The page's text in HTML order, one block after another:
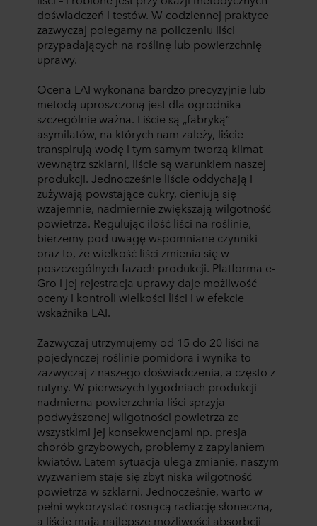
doświadczeń i testów. W codziennej praktyce
zazwyczaj polegamy na policzeniu liści
przypadających na roślinę lub powierzchnię
uprawy.
Ocena LAI wykonana bardzo precyzyjnie lub
metodą uproszczoną jest dla ogrodnika
szczególnie ważna. Liście są „fabryką”
asymilatów, na których nam zależy, liście
transpirują wodę i tym samym tworzą klimat
wewnątrz szklarni, liście są warunkiem naszej
produkcji. Jednocześnie liście oddychają i
zużywają powstające cukry, cieniują się
wzajemnie, nadmiernie zwiększają wilgotność
powietrza. Regulując ilość liści na roślinie,
bierzemy pod uwagę wspomniane czynniki
oraz to, że wielkość liści zmienia się w
poszczególnych fazach produkcji. Platforma e-
Gro i jej rejestracja uprawy daje możliwość
oceny i kontroli wielkości liści i w efekcie
wskaźnika LAI.
Zazwyczaj utrzymujemy od 15 do 20 liści na
pojedynczej roślinie pomidora i wynika to
zazwyczaj z naszego doświadczenia, a często z
rutyny. W pierwszych tygodniach produkcji
nadmierna powierzchnia liści sprzyja
podwyższonej wilgotności powietrza ze
wszystkimi jej konsekwencjami np. presja
chorób grzybowych, problemy z zapylaniem
kwiatów. Latem sytuacja ulega zmianie, naszym
wyzwaniem staje się zbyt niska wilgotność
powietrza w szklarni. Jednocześnie, warto w
pełni wykorzystać rosnącą radiację słoneczną,
a liście mają najlepsze możliwości absorbcji